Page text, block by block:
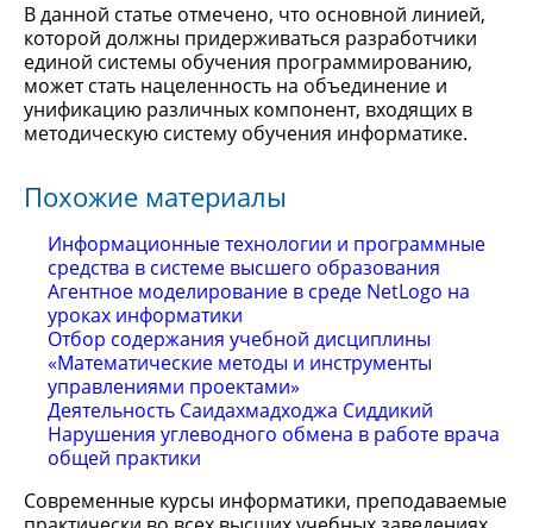
В данной статье отмечено, что основной линией,
которой должны придерживаться разработчики
единой системы обучения программированию,
может стать нацеленность на объединение и
унификацию различных компонент, входящих в
методическую систему обучения информатике.
Похожие материалы
Информационные технологии и программные
средства в системе высшего образования
Агентное моделирование в среде NetLogo на
уроках информатики
Отбор содержания учебной дисциплины
«Математические методы и инструменты
управлениями проектами»
Деятельность Саидахмадходжа Сиддикий
Нарушения углеводного обмена в работе врача
общей практики
Современные курсы информатики, преподаваемые